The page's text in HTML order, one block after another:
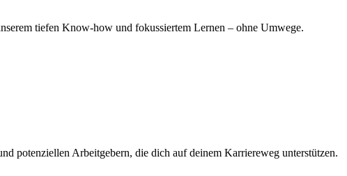
tiefen Know-how und fokussiertem Lernen – ohne Umwege.
potenziellen Arbeitgebern, die dich auf deinem Karriereweg unterstützen.